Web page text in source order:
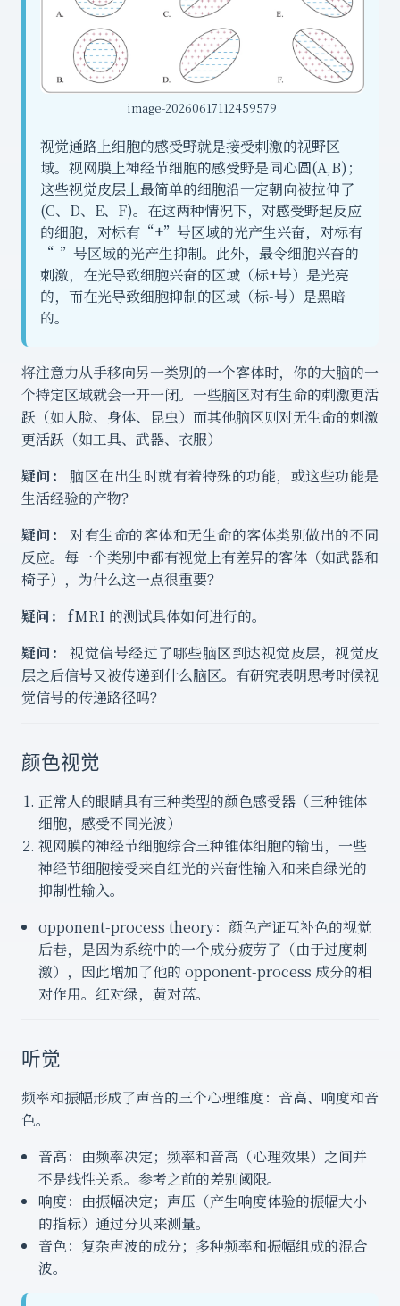
image-20260617112459579
视觉通路上细胞的感受野就是接受刺激的视野区
域。视网膜上神经节细胞的感受野是同心圆(A,B)；
这些视觉皮层上最简单的细胞沿一定朝向被拉伸了
(C、D、E、F)。在这两种情况下，对感受野起反应
的细胞，对标有“+”号区域的光产生兴奋，对标有
“-”号区域的光产生抑制。此外，最令细胞兴奋的
刺激，在光导致细胞兴奋的区域（标+号）是光亮
的，而在光导致细胞抑制的区域（标-号）是黑暗
的。
将注意力从手移向另一类别的一个客体时，你的大脑的一
个特定区域就会一开一闭。一些脑区对有生命的刺激更活
跃（如人脸、身体、昆虫）而其他脑区则对无生命的刺激
更活跃（如工具、武器、衣服）
疑问：
脑区在出生时就有着特殊的功能，或这些功能是
生活经验的产物？
疑问：
对有生命的客体和无生命的客体类别做出的不同
反应。每一个类别中都有视觉上有差异的客体（如武器和
椅子），为什么这一点很重要？
疑问：
fMRI 的测试具体如何进行的。
疑问：
视觉信号经过了哪些脑区到达视觉皮层，视觉皮
层之后信号又被传递到什么脑区。有研究表明思考时候视
觉信号的传递路径吗？
颜色视觉
正常人的眼睛具有三种类型的颜色感受器（三种锥体
细胞，感受不同光波）
视网膜的神经节细胞综合三种锥体细胞的输出，一些
神经节细胞接受来自红光的兴奋性输入和来自绿光的
抑制性输入。
opponent-process theory：颜色产证互补色的视觉
后巷，是因为系统中的一个成分疲劳了（由于过度刺
激），因此增加了他的 opponent-process 成分的相
对作用。红对绿，黄对蓝。
听觉
频率和振幅形成了声音的三个心理维度：音高、响度和音
色。
音高：由频率决定；频率和音高（心理效果）之间并
不是线性关系。参考之前的差别阈限。
响度：由振幅决定；声压（产生响度体验的振幅大小
的指标）通过分贝来测量。
音色：复杂声波的成分；多种频率和振幅组成的混合
波。